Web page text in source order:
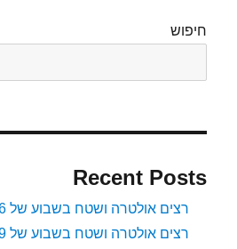
–
–
חיפוש
Recent Posts
רצים אולטרה ושטח בשבוע של 16 אוקטובר 2025
רצים אולטרה ושטח בשבוע של 9 אוקטובר 2025